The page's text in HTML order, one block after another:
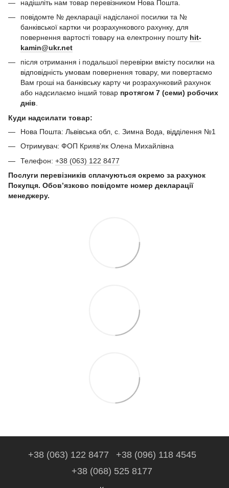
надішліть нам товар перевізником Нова Пошта.
повідомте № декларації надісланої посилки та №
банківської картки чи розрахункового рахунку, для
повернення вартості товару на електронну пошту hit-
kamin@ukr.net
після отримання і подальшої перевірки вмісту посилки на
відповідність умовам повернення товару, ми повертаємо
Вам гроші на банківську карту чи розрахунковий рахунок
або надсилаємо інший товар протягом 7 (семи) робочих
днів.
Куди надсилати товар:
Нова Пошта: Львівська обл, с. Зимна Вода, відділення №1
Отримувач: ФОП Криявʼяк Олена Михайлівна
Телефон: +38 (063) 122 8477
Послуги перевізників сплачуються окремо за рахунок
Покупця. Обов’язково повідомте номер декларації
менеджеру.
+38 (063) 122 8477
+38 (096) 118 4545
+38 (068) 525 8177